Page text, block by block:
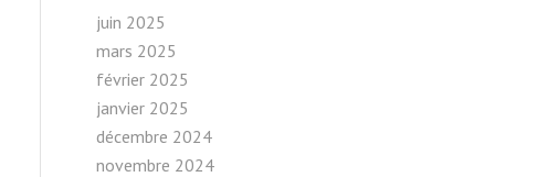
juin 2025
mars 2025
février 2025
janvier 2025
décembre 2024
novembre 2024